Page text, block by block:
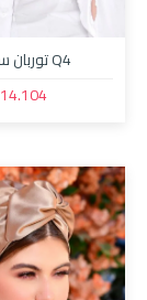
Q4 توربان ستان نود